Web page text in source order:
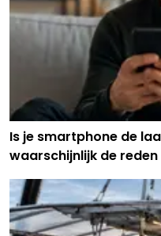
Is je smartphone de
waarschijnlijk de reden